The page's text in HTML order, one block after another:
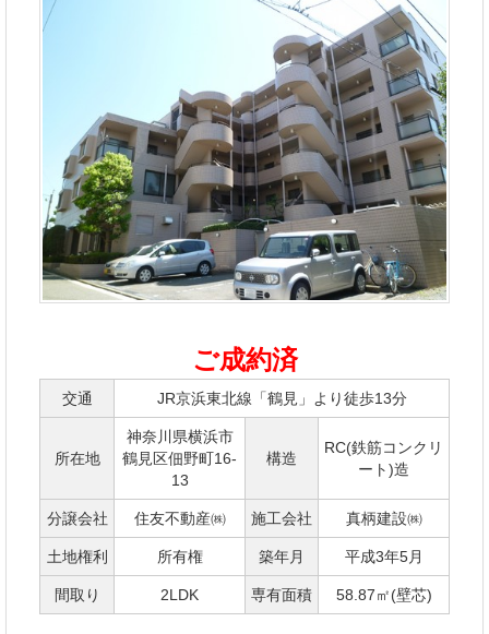
ご成約済
交通 JR京浜東北線「鶴見」より徒歩13分
所在地
神奈川県横浜市
鶴見区佃野町16-
13
構造
RC(鉄筋コンクリ
ート)造
分譲会社 住友不動産㈱ 施工会社 真柄建設㈱
土地権利 所有権 築年月 平成3年5月
間取り 2LDK 専有面積 58.87㎡(壁芯)